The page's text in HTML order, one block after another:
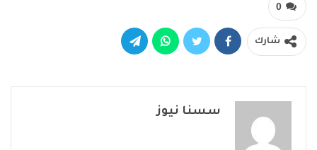
0
شارك
سسنا نيوز